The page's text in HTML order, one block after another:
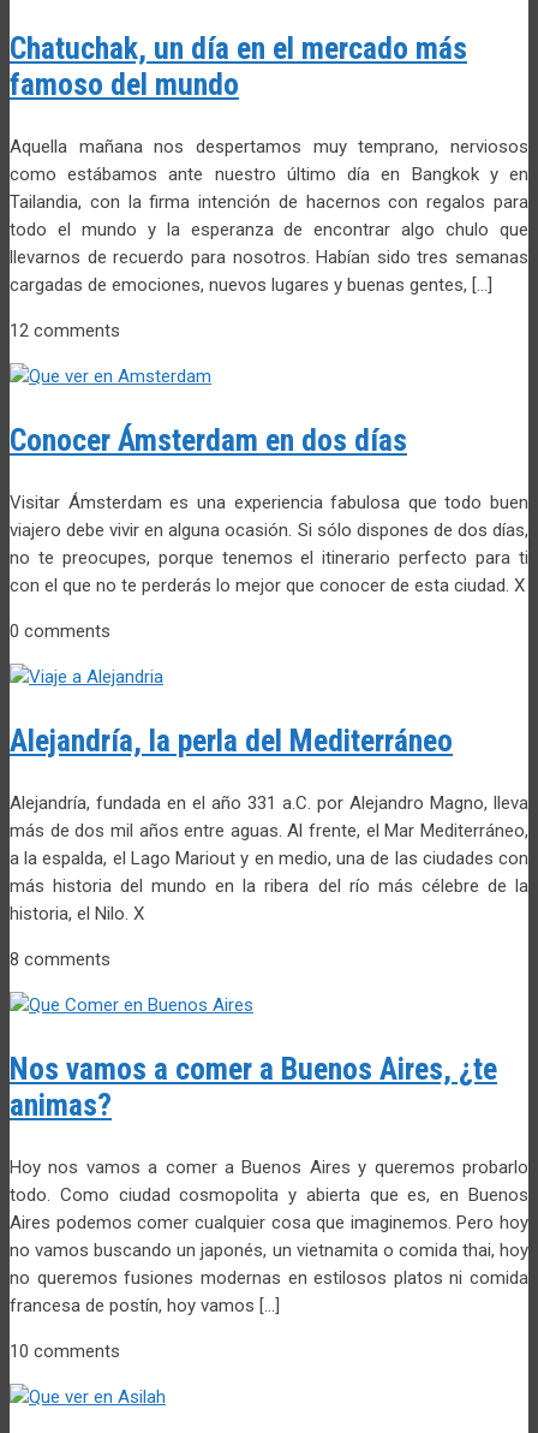
Chatuchak, un día en el mercado más
famoso del mundo
Aquella mañana nos despertamos muy temprano, nerviosos
como estábamos ante nuestro último día en Bangkok y en
Tailandia, con la firma intención de hacernos con regalos para
todo el mundo y la esperanza de encontrar algo chulo que
llevarnos de recuerdo para nosotros. Habían sido tres semanas
cargadas de emociones, nuevos lugares y buenas gentes, […]
12 comments
Conocer Ámsterdam en dos días
Visitar Ámsterdam es una experiencia fabulosa que todo buen
viajero debe vivir en alguna ocasión. Si sólo dispones de dos días,
no te preocupes, porque tenemos el itinerario perfecto para ti
con el que no te perderás lo mejor que conocer de esta ciudad. X
0 comments
Alejandría, la perla del Mediterráneo
Alejandría, fundada en el año 331 a.C. por Alejandro Magno, lleva
más de dos mil años entre aguas. Al frente, el Mar Mediterráneo,
a la espalda, el Lago Mariout y en medio, una de las ciudades con
más historia del mundo en la ribera del río más célebre de la
historia, el Nilo. X
8 comments
Nos vamos a comer a Buenos Aires, ¿te
animas?
Hoy nos vamos a comer a Buenos Aires y queremos probarlo
todo. Como ciudad cosmopolita y abierta que es, en Buenos
Aires podemos comer cualquier cosa que imaginemos. Pero hoy
no vamos buscando un japonés, un vietnamita o comida thai, hoy
no queremos fusiones modernas en estilosos platos ni comida
francesa de postín, hoy vamos […]
10 comments